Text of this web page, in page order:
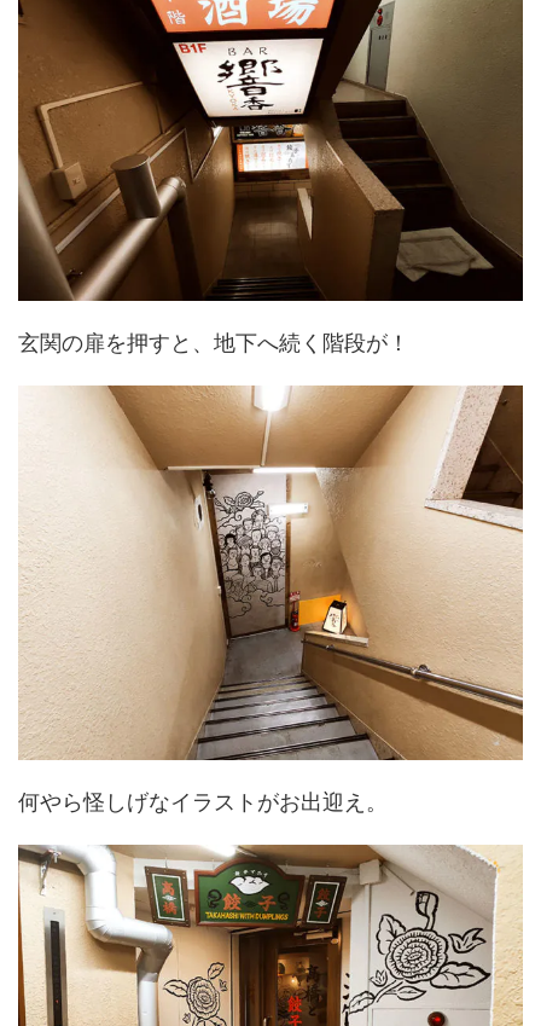
玄関の扉を押すと、地下へ続く階段が！
何やら怪しげなイラストがお出迎え。